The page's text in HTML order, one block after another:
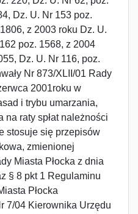
Dz. U. Nr 153 poz.
z 2003 roku Dz. U.
poz. 1568, z 2004
Dz. U. Nr 116, poz.
Nr 873/XLII/01 Rady
2001roku w
i trybu umarzania,
na raty spłat należności
stosuje się przepisów
zmienionej
Miasta Płocka z dnia
§ 8 pkt 1 Regulaminu
Płocka
7/04 Kierownika Urzędu